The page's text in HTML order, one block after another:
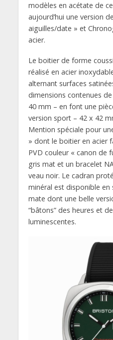
modèles en acétate de
aujourd’hui une version
aiguilles/date » et
acier.
Le boitier de forme
réalisé en acier
alternant surfaces
dimensions contenues
40 mm – en font une
version sport – 42 x 42
Mention spéciale pour
» dont le boitier en acier
PVD couleur « canon de
gris mat et un bracelet
veau noir. Le cadran
minéral est disponible en
mate dont une belle
“bâtons” des heures et
luminescentes.